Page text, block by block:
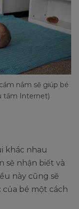
nắm sẽ giúp bé
tầm Internet)
khác nhau
sẽ nhận biết và
này cũng sẽ
bé một cách